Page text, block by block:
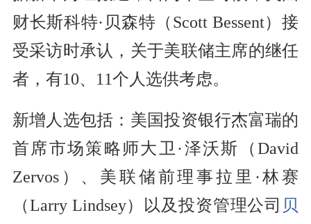
财长斯科特·贝森特（Scott Bessent）接
受采访时承认，关于美联储主席的继任
者，有10、11个人选供考虑。
新增人选包括：美国投资银行杰富瑞的
首席市场策略师大卫·泽沃斯（David
Zervos）、美联储前理事拉里·林赛
（Larry Lindsey）以及投资管理公司 贝